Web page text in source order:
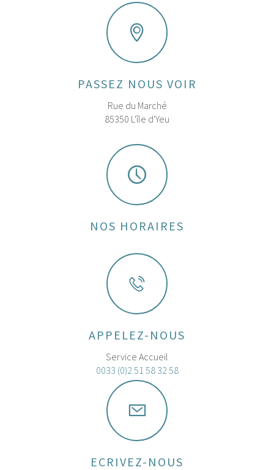
PASSEZ NOUS VOIR
Rue du Marché
85350 L'île d'Yeu
NOS HORAIRES
APPELEZ-NOUS
Service Accueil
0033 (0)2 51 58 32 58
ECRIVEZ-NOUS